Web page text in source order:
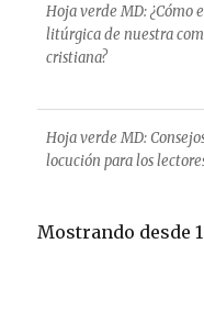
Hoja verde MD: ¿Cómo
litúrgica de nuestra
cristiana?
Hoja verde MD:
locución para los
Mostrando desde